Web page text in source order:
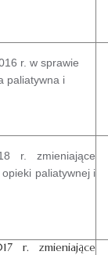
r. w sprawie
paliatywna i
r. zmieniające
paliatywnej i
r. zmieniające